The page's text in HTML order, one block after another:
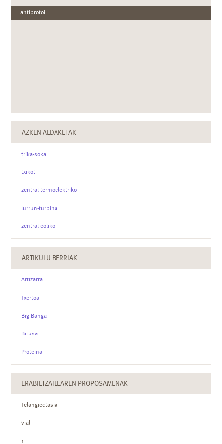
antiprotoi
AZKEN ALDAKETAK
trika-soka
txikot
zentral termoelektriko
lurrun-turbina
zentral eoliko
ARTIKULU BERRIAK
Artizarra
Txertoa
Big Banga
Birusa
Proteina
ERABILTZAILEAREN PROPOSAMENAK
Telangiectasia
vial
1